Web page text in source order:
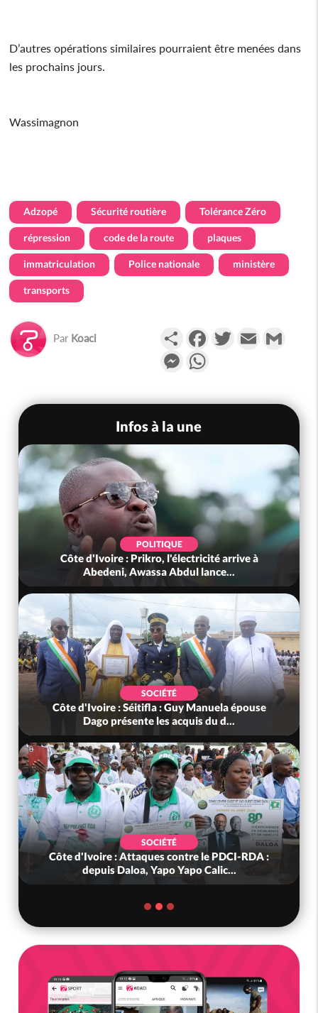
D’autres opérations similaires pourraient être menées dans
les prochains jours.
Wassimagnon
Adzopé Sécurité routière Tolérance Zéro
répression code de la route plaques
immatriculation Police nationale ministère
transports
Par Koaci PartagerFacebookTwitterEmail
Messenger
Infos à la une
POLITIQUE
Côte d'Ivoire : Prikro, l'électricité arrive à
Abedeni, Awassa Abdul lance...
SOCIÉTÉ
Côte d'Ivoire : Séitifla : Guy Manuela épouse
Dago présente les acquis du d...
SOCIÉTÉ
Côte d'Ivoire : Attaques contre le PDCI-RDA :
depuis Daloa, Yapo Yapo Calic...